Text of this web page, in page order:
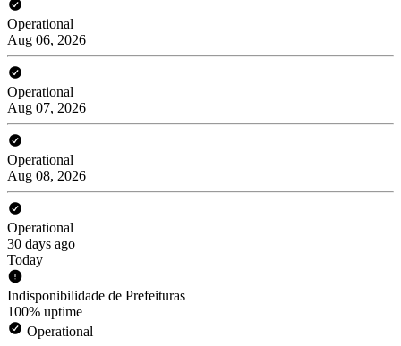
Operational
Aug 06, 2026
Operational
Aug 07, 2026
Operational
Aug 08, 2026
Operational
30 days ago
Today
Indisponibilidade de Prefeituras
100% uptime
Operational